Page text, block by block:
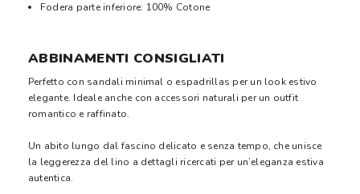
Fodera parte inferiore: 100% Cotone
ABBINAMENTI CONSIGLIATI
Perfetto con sandali minimal o espadrillas per un look estivo
elegante. Ideale anche con accessori naturali per un outfit
romantico e raffinato.
Un abito lungo dal fascino delicato e senza tempo, che unisce
la leggerezza del lino a dettagli ricercati per un’eleganza estiva
autentica.